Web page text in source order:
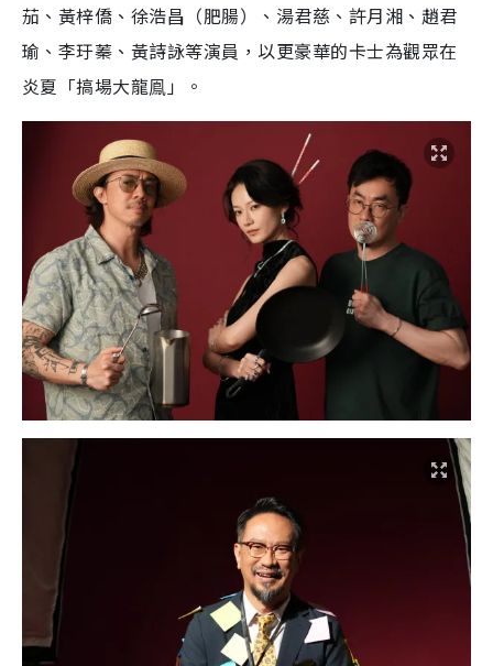
茄、黃梓僑、徐浩昌（肥腸）、湯君慈、許月湘、趙君
瑜、李玗蓁、黃詩詠等演員，以更豪華的卡士為觀眾在
炎夏「搞場大龍鳯」。